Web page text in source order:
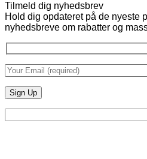
Tilmeld dig nyhedsbrev
Hold dig opdateret på de nyeste
nyhedsbreve om rabatter og